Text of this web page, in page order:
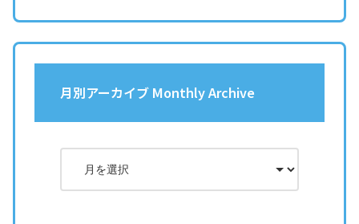
月別アーカイブ Monthly Archive